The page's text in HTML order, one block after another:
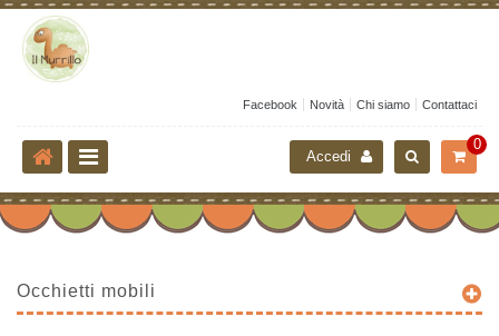
Facebook Novità Chi siamo Contattaci
0
Accedi
Occhietti mobili